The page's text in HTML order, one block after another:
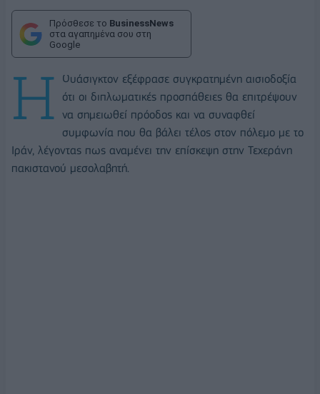
Πρόσθεσε το BusinessNews
στα αγαπημένα σου στη
Google
Η
Ουάσιγκτον εξέφρασε συγκρατημένη αισιοδοξία
ότι οι διπλωματικές προσπάθειες θα επιτρέψουν
να σημειωθεί πρόοδος και να συναφθεί
συμφωνία που θα βάλει τέλος στον πόλεμο με το
Ιράν, λέγοντας πως αναμένει την επίσκεψη στην Τεχεράνη
πακιστανού μεσολαβητή.